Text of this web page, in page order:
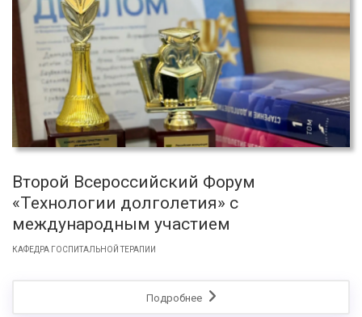
Второй Всероссийский Форум
«Технологии долголетия» с
международным участием
КАФЕДРА ГОСПИТАЛЬНОЙ ТЕРАПИИ
Подробнее